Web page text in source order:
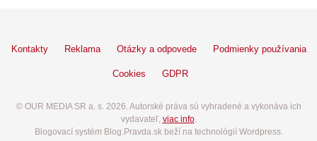
Kontakty Reklama Otázky a odpovede Podmienky používania
Cookies GDPR
© OUR MEDIA SR a. s. 2026. Autorské práva sú vyhradené a vykonáva ich
vydavateľ, viac info.
Blogovací systém Blog.Pravda.sk beží na technológií Wordpress.